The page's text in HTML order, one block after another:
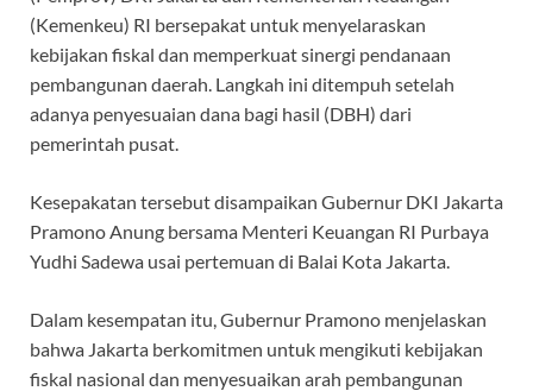
(Kemenkeu) RI bersepakat untuk menyelaraskan
kebijakan fiskal dan memperkuat sinergi pendanaan
pembangunan daerah. Langkah ini ditempuh setelah
adanya penyesuaian dana bagi hasil (DBH) dari
pemerintah pusat.
Kesepakatan tersebut disampaikan Gubernur DKI Jakarta
Pramono Anung bersama Menteri Keuangan RI Purbaya
Yudhi Sadewa usai pertemuan di Balai Kota Jakarta.
Dalam kesempatan itu, Gubernur Pramono menjelaskan
bahwa Jakarta berkomitmen untuk mengikuti kebijakan
fiskal nasional dan menyesuaikan arah pembangunan